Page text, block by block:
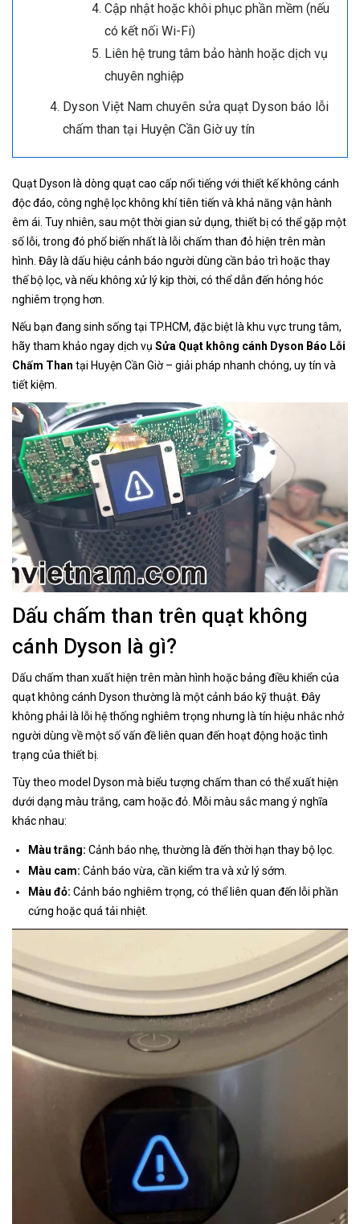
Cập nhật hoặc khôi phục phần mềm (nếu
có kết nối Wi-Fi)
Liên hệ trung tâm bảo hành hoặc dịch vụ
chuyên nghiệp
Dyson Việt Nam chuyên sửa quạt Dyson báo lỗi
chấm than tại Huyện Cần Giờ uy tín
Quạt Dyson là dòng quạt cao cấp nổi tiếng với thiết kế không cánh
độc đáo, công nghệ lọc không khí tiên tiến và khả năng vận hành
êm ái. Tuy nhiên, sau một thời gian sử dụng, thiết bị có thể gặp một
số lỗi, trong đó phổ biến nhất là lỗi chấm than đỏ hiện trên màn
hình. Đây là dấu hiệu cảnh báo người dùng cần bảo trì hoặc thay
thế bộ lọc, và nếu không xử lý kịp thời, có thể dẫn đến hỏng hóc
nghiêm trọng hơn.
Nếu bạn đang sinh sống tại TP.HCM, đặc biệt là khu vực trung tâm,
hãy tham khảo ngay dịch vụ Sửa Quạt không cánh Dyson Báo Lỗi
Chấm Than tại Huyện Cần Giờ – giải pháp nhanh chóng, uy tín và
tiết kiệm.
Dấu chấm than trên quạt không
cánh Dyson là gì?
Dấu chấm than xuất hiện trên màn hình hoặc bảng điều khiển của
quạt không cánh Dyson thường là một cảnh báo kỹ thuật. Đây
không phải là lỗi hệ thống nghiêm trọng nhưng là tín hiệu nhắc nhở
người dùng về một số vấn đề liên quan đến hoạt động hoặc tình
trạng của thiết bị.
Tùy theo model Dyson mà biểu tượng chấm than có thể xuất hiện
dưới dạng màu trắng, cam hoặc đỏ. Mỗi màu sắc mang ý nghĩa
khác nhau:
Màu trắng: Cảnh báo nhẹ, thường là đến thời hạn thay bộ lọc.
Màu cam: Cảnh báo vừa, cần kiểm tra và xử lý sớm.
Màu đỏ: Cảnh báo nghiêm trọng, có thể liên quan đến lỗi phần
cứng hoặc quá tải nhiệt.